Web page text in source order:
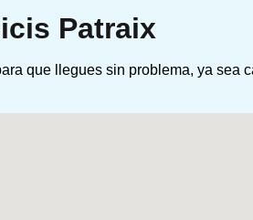
Patraix
que llegues sin problema, ya sea